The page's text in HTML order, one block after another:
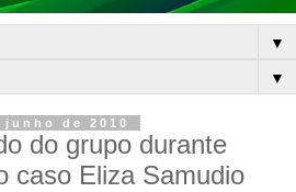
▼
▼
de 2010
do grupo durante
caso Eliza Samudio